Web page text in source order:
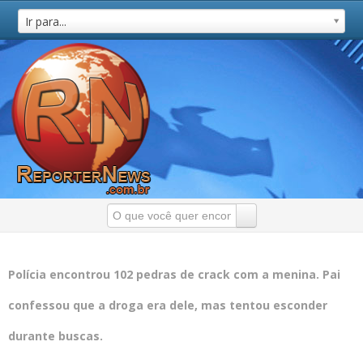
Ir para...
Polícia encontrou 102 pedras de crack com a menina. Pai
confessou que a droga era dele, mas tentou esconder
durante buscas.